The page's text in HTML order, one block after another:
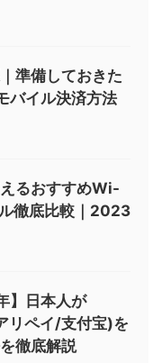
準備しておきた
バイル決済方法
るおすすめWi-
徹底比較｜2023
】日本人が
リペイ/支付宝)を
徹底解説